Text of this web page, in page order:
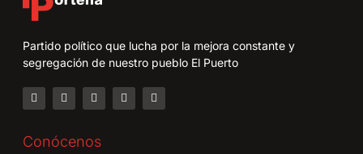
Partido político que lucha por la mejora constante y
segregación de nuestro pueblo El Puerto
Conócenos